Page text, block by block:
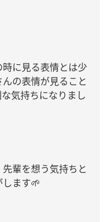
に見る表情とは少
の表情が見ること
気持ちになりまし
輩を想う気持ちと
ます🌱